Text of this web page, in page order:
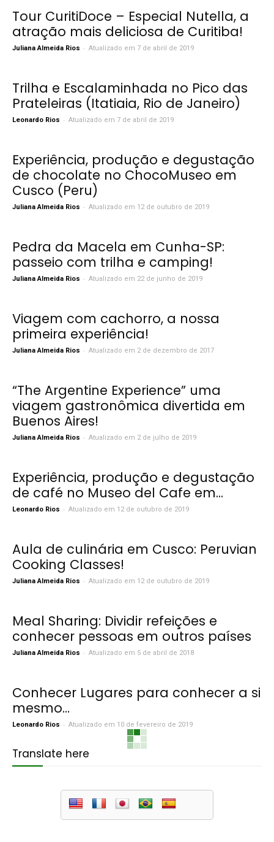
Tour CuritiDoce – Especial Nutella, a
atração mais deliciosa de Curitiba!
Juliana Almeida Rios - Atualizado em 7 de abril de 2019
Trilha e Escalaminhada no Pico das
Prateleiras (Itatiaia, Rio de Janeiro)
Leonardo Rios - Atualizado em 7 de abril de 2019
Experiência, produção e degustação
de chocolate no ChocoMuseo em
Cusco (Peru)
Juliana Almeida Rios - Atualizado em 12 de outubro de 2019
Pedra da Macela em Cunha-SP:
passeio com trilha e camping!
Juliana Almeida Rios - Atualizado em 22 de junho de 2019
Viagem com cachorro, a nossa
primeira experiência!
Juliana Almeida Rios - Atualizado em 2 de dezembro de 2017
“The Argentine Experience” uma
viagem gastronômica divertida em
Buenos Aires!
Juliana Almeida Rios - Atualizado em 2 de julho de 2019
Experiência, produção e degustação
de café no Museo del Cafe em...
Leonardo Rios - Atualizado em 12 de outubro de 2019
Aula de culinária em Cusco: Peruvian
Cooking Classes!
Juliana Almeida Rios - Atualizado em 12 de outubro de 2019
Meal Sharing: Dividir refeições e
conhecer pessoas em outros países
Juliana Almeida Rios - Atualizado em 5 de abril de 2018
Conhecer Lugares para conhecer a si
mesmo…
Leonardo Rios - Atualizado em 10 de fevereiro de 2019
Translate here